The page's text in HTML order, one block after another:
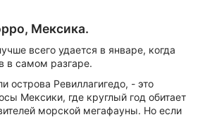
Мексика.
всего удается в январе, когда
в самом разгаре.
острова Ревиллагигедо, - это
Мексики, где круглый год обитает
морской мегафауны. Но если